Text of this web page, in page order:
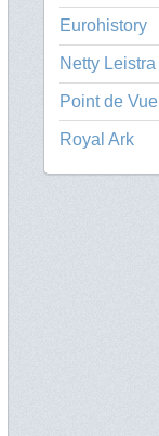
Eurohistory
Netty Leistra
Point de Vue
Royal Ark